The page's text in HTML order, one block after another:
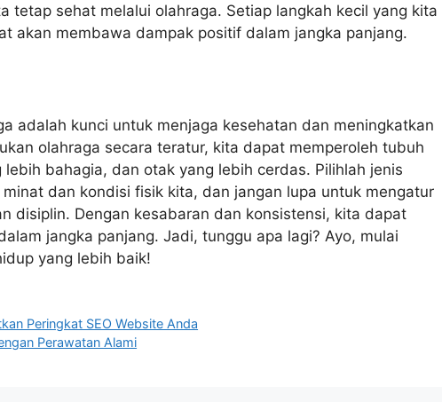
tetap sehat melalui olahraga. Setiap langkah kecil yang kita
akan membawa dampak positif dalam jangka panjang.
adalah kunci untuk menjaga kesehatan dan meningkatkan
olahraga secara teratur, kita dapat memperoleh tubuh
bahagia, dan otak yang lebih cerdas. Pilihlah jenis
dan kondisi fisik kita, dan jangan lupa untuk mengatur
disiplin. Dengan kesabaran dan konsistensi, kita dapat
jangka panjang. Jadi, tunggu apa lagi? Ayo, mulai
yang lebih baik!
Peringkat SEO Website Anda
Perawatan Alami